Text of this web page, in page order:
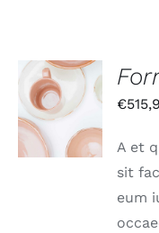
IN DEN
WARENKORB
/
DETAILS
€
A et
sit
eum